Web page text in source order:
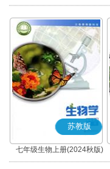
秋版)(部编版)
苏教版
七年级生物上册(2024秋版)